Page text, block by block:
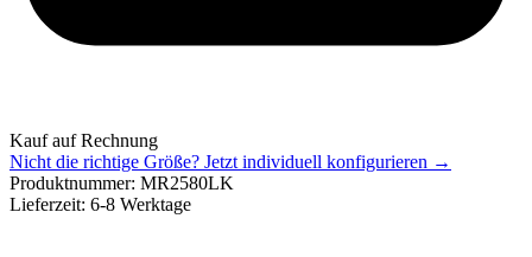
Kauf auf Rechnung
Nicht die richtige Größe? Jetzt individuell konfigurieren →
Produktnummer: MR2580LK
Lieferzeit: 6-8 Werktage